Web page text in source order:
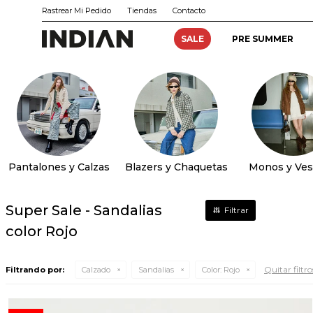
SALE PRE SUMMER
Rastrear Mi Pedido Tiendas Contacto
Pantalones y Calzas Blazers y Chaquetas Monos y
Super Sale - Sandalias
color Rojo
Filtrando por: Calzado Sandalias Color: Rojo Quitar